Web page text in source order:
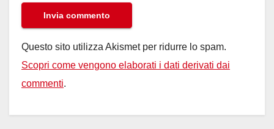
Questo sito utilizza Akismet per ridurre lo spam.
Scopri come vengono elaborati i dati derivati dai
commenti.